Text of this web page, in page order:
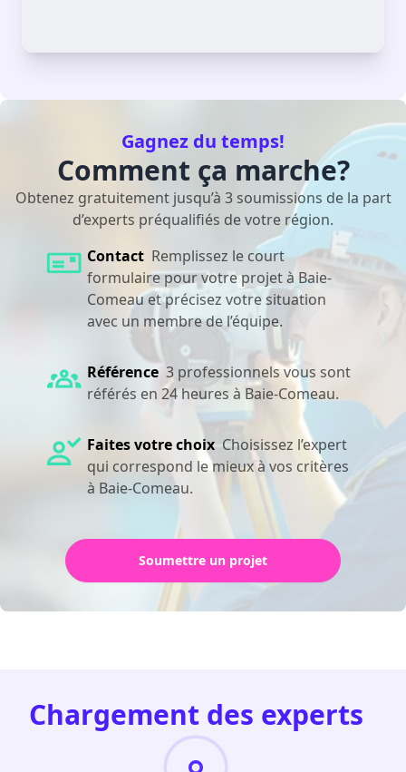
Gagnez du temps!
Comment ça marche?
Obtenez gratuitement jusqu’à 3 soumissions de la part
d’experts préqualifiés de votre région.
Contact Remplissez le court
formulaire pour votre projet à Baie-
Comeau et précisez votre situation
avec un membre de l’équipe.
Référence 3 professionnels vous sont
référés en 24 heures à Baie-Comeau.
Faites votre choix Choisissez l’expert
qui correspond le mieux à vos critères
à Baie-Comeau.
Soumettre un projet
Chargement des experts